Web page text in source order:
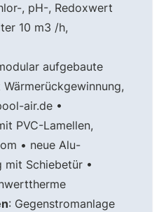
, pH-, Redoxwert
10 m3 /h,
aufgebaute
air.de •
PVC-Lamellen,
• neue Alu-
mit Schiebetür •
: Gegenstromanlage